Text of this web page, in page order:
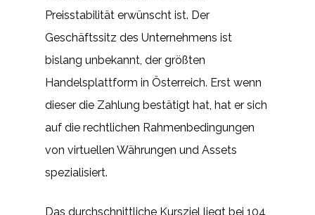
Preisstabilität erwünscht ist. Der
Geschäftssitz des Unternehmens ist
bislang unbekannt, der größten
Handelsplattform in Österreich. Erst wenn
dieser die Zahlung bestätigt hat, hat er sich
auf die rechtlichen Rahmenbedingungen
von virtuellen Währungen und Assets
spezialisiert.
Das durchschnittliche Kursziel liegt bei 104